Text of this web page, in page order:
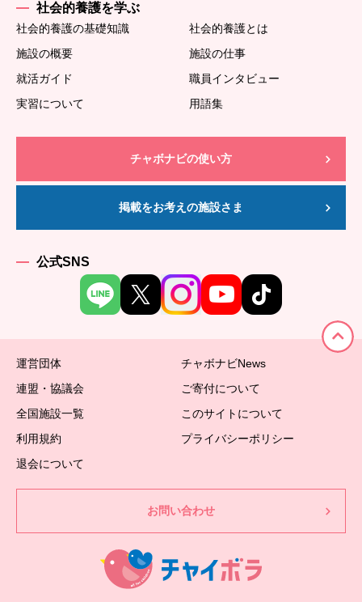
社会的養護を学ぶ
社会的養護の基礎知識
社会的養護とは
施設の概要
施設の仕事
就活ガイド
職員インタビュー
実習について
用語集
チャボナビの使い方
掲載をお考えの施設さま
公式SNS
運営団体
チャボナビNews
連盟・協議会
ご寄付について
全国施設一覧
このサイトについて
利用規約
プライバシーポリシー
退会について
お問い合わせ